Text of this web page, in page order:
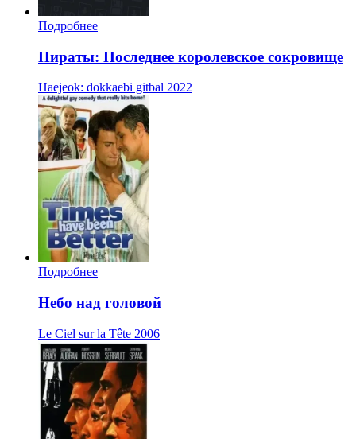
Подробнее
Пираты: Последнее королевское сокровище
Haejeok: dokkaebi gitbal 2022
Подробнее
Небо над головой
Le Ciel sur la Tête 2006